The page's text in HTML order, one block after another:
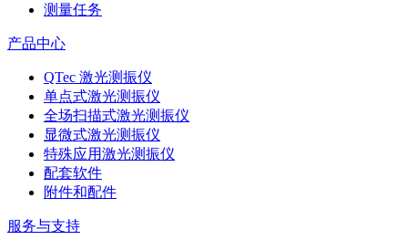
测量任务
产品中心
QTec 激光测振仪
单点式激光测振仪
全场扫描式激光测振仪
显微式激光测振仪
特殊应用激光测振仪
配套软件
附件和配件
服务与支持